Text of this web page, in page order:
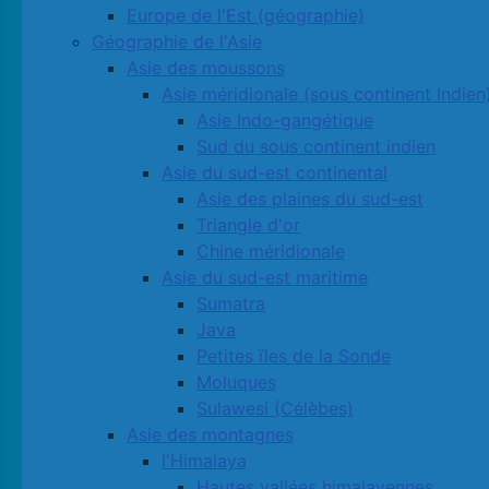
Europe de l'Est (géographie)
Géographie de l'Asie
Asie des moussons
Asie méridionale (sous continent
Asie Indo-gangétique
Sud du sous continent indien
Asie du sud-est continental
Asie des plaines du sud-est
Triangle d'or
Chine méridionale
Asie du sud-est maritime
Sumatra
Java
Petites ïles de la Sonde
Moluques
Sulawesi (Célèbes)
Asie des montagnes
l'Himalaya